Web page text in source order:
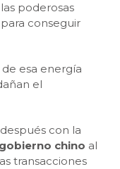
poderosas
conseguir
esa energía
el
con la
gobierno chino al
transacciones